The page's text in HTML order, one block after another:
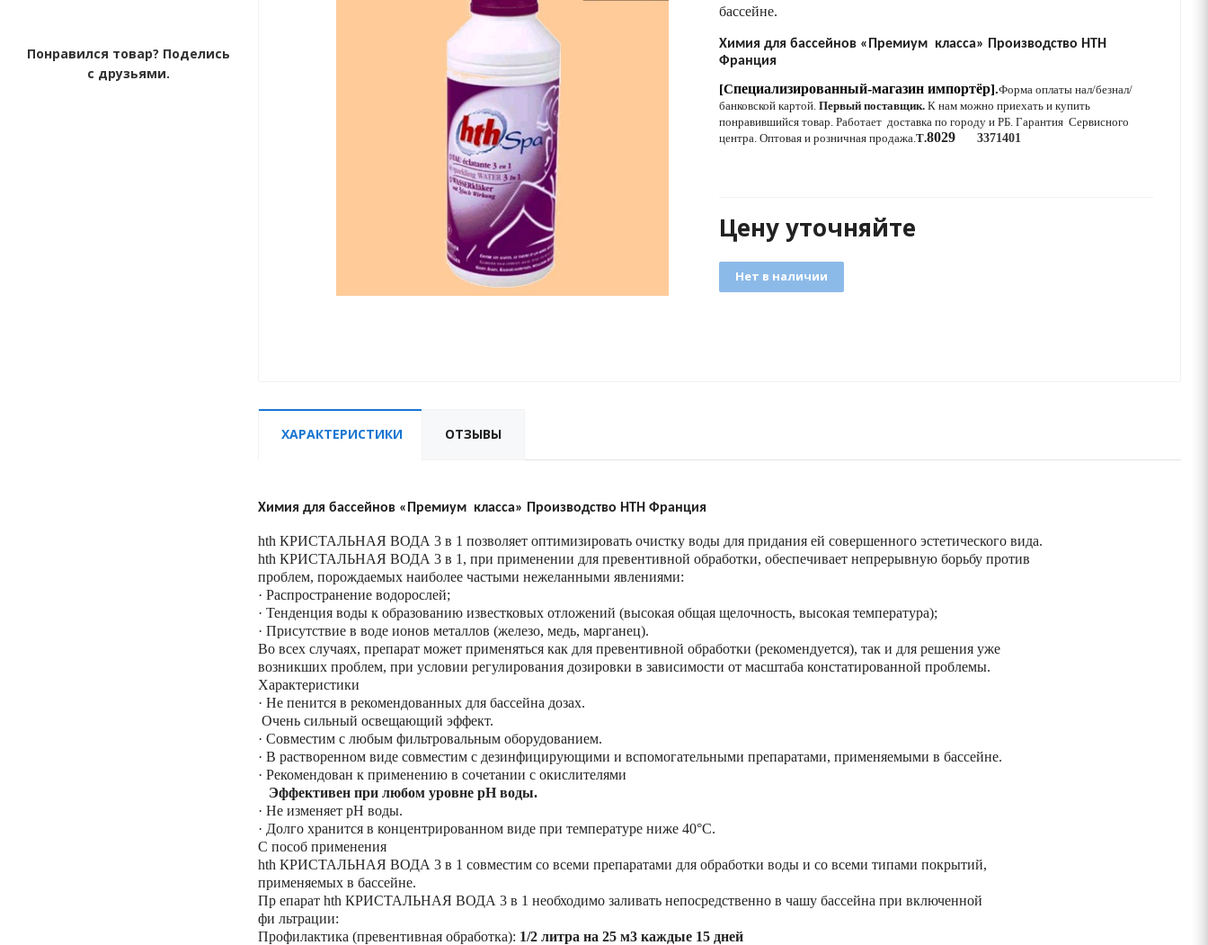
Понравился товар? Поделись
с друзьями.
бассейне.
Химия для бассейнов «Премиум класса» Производство HTH
Франция
[Специализированный-магазинимпортёр].Форма оплаты нал/безнал/
банковской картой.Первый поставщик. К нам можно приехать и купить
понравившийся товар. Работает доставка по городу и РБ. Гарантия Сервисного
центра. Оптовая и розничная продажа.T.8029 3371401
Цену уточняйте
Нет в наличии
ХАРАКТЕРИСТИКИ ОТЗЫВЫ
Химия для бассейнов «Премиум класса» Производство HTH Франция
hth КРИСТАЛЬНАЯ ВОДА 3 в 1 позволяет оптимизировать очистку воды для придания ей совершенного эстетического вида.
hth КРИСТАЛЬНАЯ ВОДА 3 в 1, при применении для превентивной обработки, обеспечивает непрерывную борьбу против
проблем, порождаемых наиболее частыми нежеланными явлениями:
· Распространение водорослей;
· Тенденция воды к образованию известковых отложений (высокая общая щелочность, высокая температура);
· Присутствие в воде ионов металлов (железо, медь, марганец).
Во всех случаях, препарат может применяться как для превентивной обработки (рекомендуется), так и для решения уже
возникших проблем, при условии регулирования дозировки в зависимости от масштаба констатированной проблемы.
Характеристики
· Не пенится в рекомендованных для бассейна дозах.
Очень сильный освещающий эффект.
· Совместим с любым фильтровальным оборудованием.
· В растворенном виде совместим с дезинфицирующими и вспомогательными препаратами, применяемыми в бассейне.
· Рекомендован к применению в сочетании с окислителями
Эффективен при любом уровне pH воды.
· Не изменяет pH воды.
· Долго хранится в концентрированном виде при температуре ниже 40°C.
С пособ применения
hth КРИСТАЛЬНАЯ ВОДА 3 в 1 совместим со всеми препаратами для обработки воды и со всеми типами покрытий,
применяемых в бассейне.
Пр епарат hth КРИСТАЛЬНАЯ ВОДА 3 в 1 необходимо заливать непосредственно в чашу бассейна при включенной
фи льтрации:
Профилактика (превентивная обработка): 1/2 литра на 25 м3 каждые 15 дней